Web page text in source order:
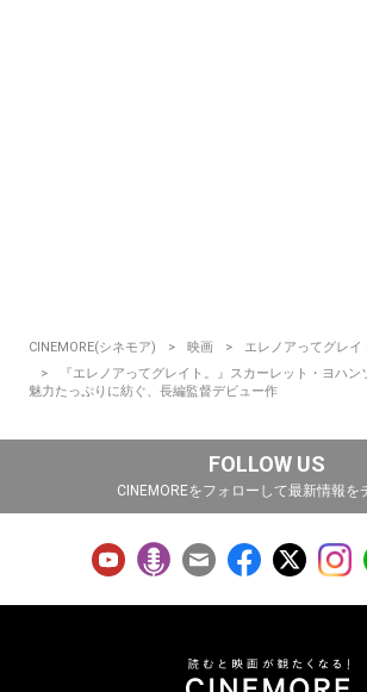
CINEMORE(シネモア) 映画
エレノアってグレイ
『エレノアってグレイト。』スカーレット・ヨハ
魅力たっぷりに紡ぐ、長編監督デビュー作
FOLLOW US
CINEMOREをフォローして最新情報を